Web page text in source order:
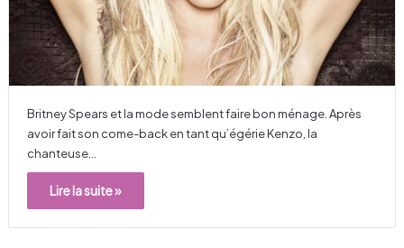
Britney Spears et la mode semblent faire bon ménage. Après
avoir fait son come-back en tant qu’égérie Kenzo, la
chanteuse…
Lire la suite »